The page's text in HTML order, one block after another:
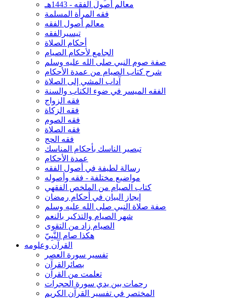
معالم أصول الفقه - 1443هـ
فقه المرأة المسلمة
معالم أصول الفقه
تيسيرالفقه
أحكام الصلاة
الجامع لأحكام الصيام
صفة صوم النبي صلى الله عليه وسلم
شرح كتاب الصيام من عمدة الأحكام
آداب المشي إلى الصلاة
الفقه الميسر في ضوء الكتاب والسنة
فقه الزواج
فقه الزكاة
فقه الصوم
فقه الصلاة
فقه الحج
تبصير الناسك بأحكام المناسك
عمدة الأحكام
رسالة لطيفة في أصول الفقه
مواضيع مختلفة - فقه وأصوله
كتاب الصيام من الملخص الفقهي
إيجاز البيان في أحكام رمضان
صفة صلاة النبي صلى الله عليه وسلم
شهر الصيام والتذكير بالنعم
الصيام زاد من التقوى
هكذا صام النَّبِيّ
القرآن وعلومه
تفسير سورة العصر
بصائرالقرآن
تعلمت من القرآن
رحمات بين يدي سورة الحجرات
المختصر في تفسير القرآن الكريم